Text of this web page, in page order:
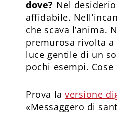
dove? Nel
affidabile.
che scava l’anima.
premurosa rivolta a
luce gentile di un
pochi esempi. Cose
Prova laversione
«Messaggero di